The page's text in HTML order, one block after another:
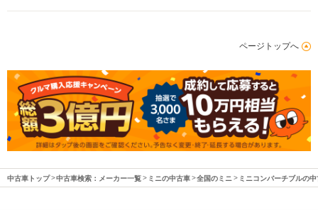
ページトップへ
中古車トップ 中古車検索：メーカー一覧 ミニの中古車 全国のミニ ミニコンバーチブルの中